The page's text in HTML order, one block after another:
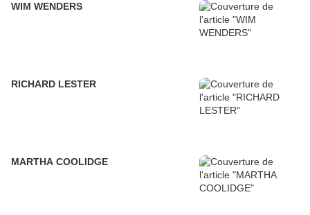
WIM WENDERS
RICHARD LESTER
MARTHA COOLIDGE